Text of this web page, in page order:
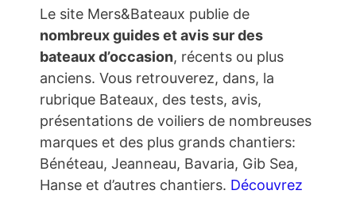
Le site Mers&Bateaux publie de
nombreux guides et avis sur des
bateaux d’occasion, récents ou plus
anciens. Vous retrouverez, dans, la
rubrique Bateaux, des tests, avis,
présentations de voiliers de nombreuses
marques et des plus grands chantiers:
Bénéteau, Jeanneau, Bavaria, Gib Sea,
Hanse et d’autres chantiers. Découvrez